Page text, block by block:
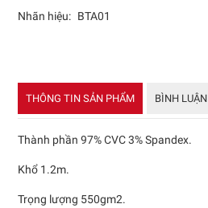
Nhãn hiệu: BTA01
THÔNG TIN SẢN PHẨM BÌNH LUẬN
Thành phần 97% CVC 3% Spandex.
Khổ 1.2m.
Trọng lượng 550gm2.